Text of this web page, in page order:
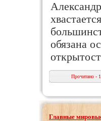
обязана
Прочитано -
Главные